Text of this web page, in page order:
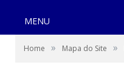
MENU
Home » Mapa do Site »